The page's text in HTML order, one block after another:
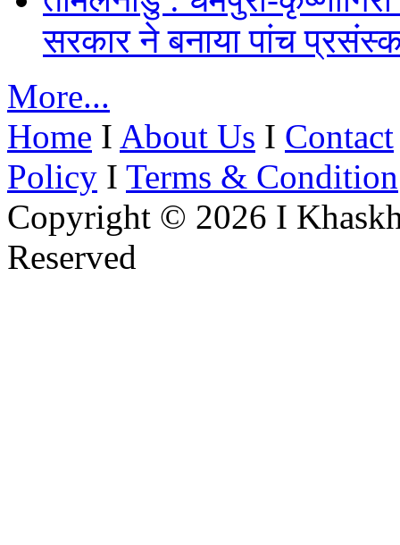
सरकार ने बनाया पांच
More...
Home I About Us I Contact
Policy I Terms & Condition
Copyright © 2026 I
Reserved